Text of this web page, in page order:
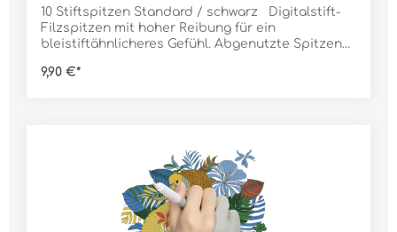
10 Stiftspitzen Standard / schwarz Digitalstift-
Filzspitzen mit hoher Reibung für ein
bleistiftähnlicheres Gefühl. Abgenutzte Spitzen
Entferner ersetzt werden. Kompatibel mit:
9,90 €*